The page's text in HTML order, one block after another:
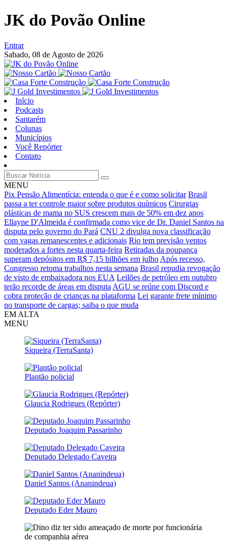
JK do Povão Online
Entrar
Sabado, 08 de Agosto de 2026
Início
Podcasts
Santarém
Colunas
Municípios
Você Repórter
Contato
MENU
Pix Pensão Alimentícia: entenda o que é e como solicitar Brasil
passa a ter controle maior sobre produtos químicos Cirurgias
plásticas de mama no SUS crescem mais de 50% em dez anos
Ellayne D'Almeida é confirmada como vice de Dr. Daniel Santos na
disputa pelo governo do Pará CNU 2 divulga nova classificação
com vagas remanescentes e adicionais Rio tem previsão ventos
moderados a fortes nesta quarta-feira Retiradas da poupança
superam depósitos em R$ 7,15 bilhões em julho Após recesso,
Congresso retoma trabalhos nesta semana Brasil repudia revogação
de visto de embaixadora nos EUA Leilões de petróleo em outubro
terão recorde de áreas em disputa AGU se reúne com Discord e
cobra proteção de crianças na plataforma Lei garante frete mínimo
no transporte de cargas; saiba o que muda
EM ALTA
MENU
Siqueira (TerraSanta)
Plantão policial
Glaucia Rodrigues (Repórter)
Deputado Joaquim Passarinho
Deputado Delegado Caveira
Daniel Santos (Ananindeua)
Deputado Eder Mauro